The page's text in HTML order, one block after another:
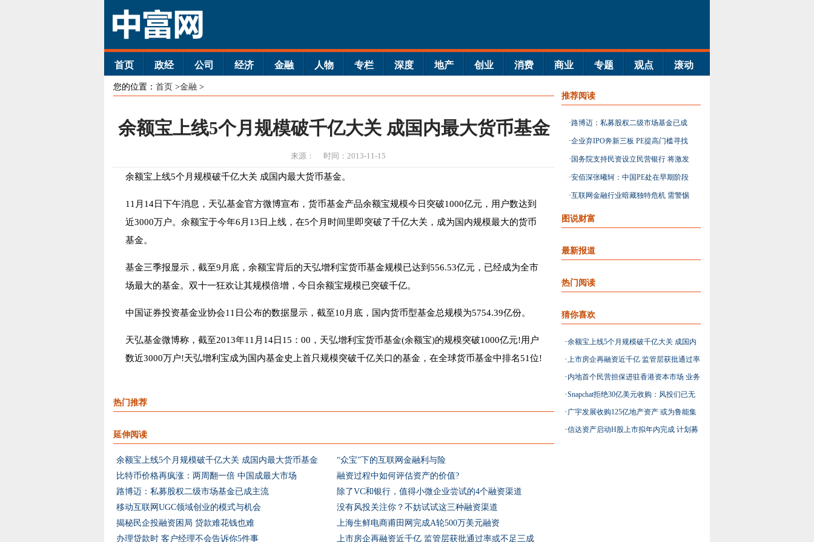
首页 政经 公司 经济 金融 人物 专栏 深度 地产 创业 消费 商业 专题 观点 滚动
您的位置： 首页 >金融 >
余额宝上线5个月规模破千亿大关 成国内最大货币基金
来源： 时间：2013-11-15
余额宝上线5个月规模破千亿大关 成国内最大货币基金。
11月14日下午消息，天弘基金官方微博宣布，货币基金产品余额宝规模今日突破1000亿元，用户数达到
近3000万户。余额宝于今年6月13日上线，在5个月时间里即突破了千亿大关，成为国内规模最大的货币
基金。
基金三季报显示，截至9月底，余额宝背后的天弘增利宝货币基金规模已达到556.53亿元，已经成为全市
场最大的基金。双十一狂欢让其规模倍增，今日余额宝规模已突破千亿。
中国证券投资基金业协会11日公布的数据显示，截至10月底，国内货币型基金总规模为5754.39亿份。
天弘基金微博称，截至2013年11月14日15：00，天弘增利宝货币基金(余额宝)的规模突破1000亿元!用户
数近3000万户!天弘增利宝成为国内基金史上首只规模突破千亿关口的基金，在全球货币基金中排名51位!
热门推荐
延伸阅读
余额宝上线5个月规模破千亿大关 成国内最大货币基金
“众宝”下的互联网金融利与险
比特币价格再疯涨：两周翻一倍 中国成最大市场
融资过程中如何评估资产的价值?
路博迈：私募股权二级市场基金已成主流
除了VC和银行，值得小微企业尝试的4个融资渠道
移动互联网UGC领域创业的模式与机会
没有风投关注你？不妨试试这三种融资渠道
揭秘民企投融资困局 贷款难花钱也难
上海生鲜电商甫田网完成A轮500万美元融资
办理贷款时 客户经理不会告诉你5件事
上市房企再融资近千亿 监管层获批通过率或不足三成
推荐阅读
·路博迈：私募股权二级市场基金已成
主流
·企业弃IPO奔新三板 PE提高门槛寻找
投资项目
· 国务院支持民资设立民营银行 将激发
金融机构市场活
·安佰深张曦轲：中国PE处在早期阶段
业绩表现出色
·互联网金融行业暗藏独特危机 需警惕
信用违约等风险
图说财富
最新报道
热门阅读
猜你喜欢
·余额宝上线5个月规模破千亿大关 成国内
最大货币基金
·上市房企再融资近千亿 监管层获批通过率
或不足三成
· 内地首个民营担保进驻香港资本市场 业务
单纯成优势
·Snapchat拒绝30亿美元收购：风投们已无
法读懂年轻人
· 广宇发展收购125亿地产资产 或为鲁能集
团上市铺路
·信达资产启动H股上市拟年内完成 计划募